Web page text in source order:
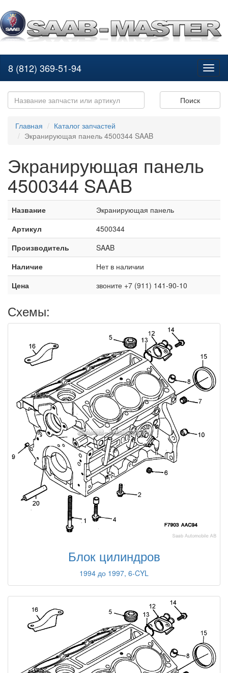
8 (812) 369-51-94
Поиск
Главная
Каталог запчастей
Экранирующая панель 4500344 SAAB
Экранирующая панель
4500344 SAAB
Название
Экранирующая панель
Артикул
4500344
Производитель
SAAB
Наличие
Нет в наличии
Цена
звоните +7 (911) 141-90-10
Схемы:
Блок цилиндров
1994 до 1997, 6-CYL